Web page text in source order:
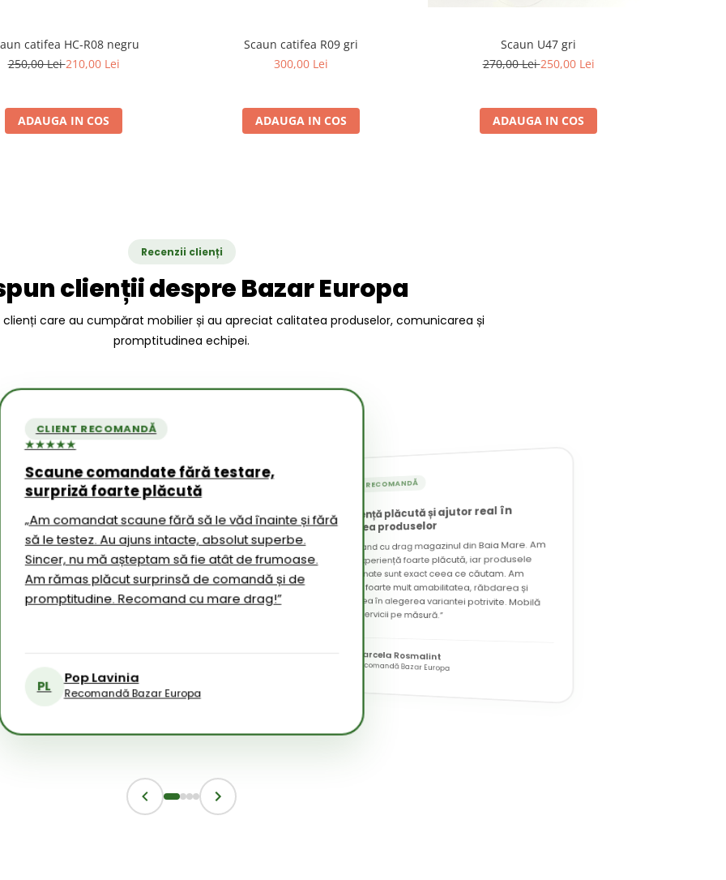
catifea HC-R08 negru
250,00 Lei210,00 Lei
ADAUGA IN COS
Scaun catifea R09 gri
300,00 Lei
ADAUGA IN COS
Scaun U47 gri
270,00 Lei250,00 Lei
ADAUGA IN COS
Recenzii clienți
clienții despre Bazar Europa
clienți care au cumpărat mobilier și au apreciat calitatea produselor, comunicarea și
promptitudinea echipei.
CLIENT RECOMANDĂ
★★★★★
Scaune comandate fără testare,
surpriză foarte plăcută
„Am comandat scaune fără să le văd înainte și fără
să le testez. Au ajuns intacte, absolut superbe.
Sincer, nu mă așteptam să fie atât de frumoase.
Am rămas plăcut surprinsă de comandă și de
promptitudine. Recomand cu mare drag!”
PL Pop Lavinia
Recomandă Bazar Europa
CLIENT RECOMANDĂ
Experiență plăcută și ajutor real în
alegerea produselor
„Recomand cu drag magazinul din Baia Mare. Am
avut o experiență foarte plăcută, iar produsele
achiziționate sunt exact ceea ce căutam. Am
apreciat foarte mult amabilitatea, răbdarea și
implicarea în alegerea variantei potrivite. Mobilă
bună și servicii pe măsură.”
Marcela Rosmalint
Recomandă Bazar Europa
la timp